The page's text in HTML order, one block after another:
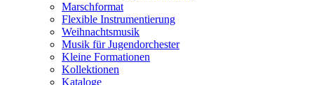
Marschformat
Flexible Instrumentierung
Weihnachtsmusik
Musik für Jugendorchester
Kleine Formationen
Kollektionen
Kataloge